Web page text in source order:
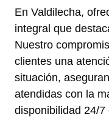
En Valdilecha,
integral que
Nuestro
clientes una
situación,
atendidas con la
disponibilidad 24/